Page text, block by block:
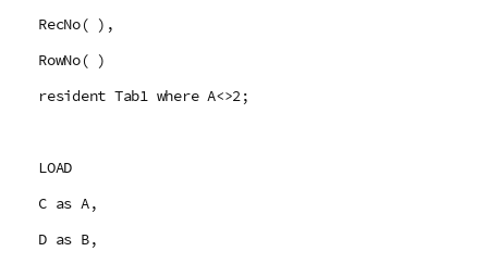
RecNo( ),
RowNo( )
resident Tab1 where A<>2;
LOAD
C as A,
D as B,